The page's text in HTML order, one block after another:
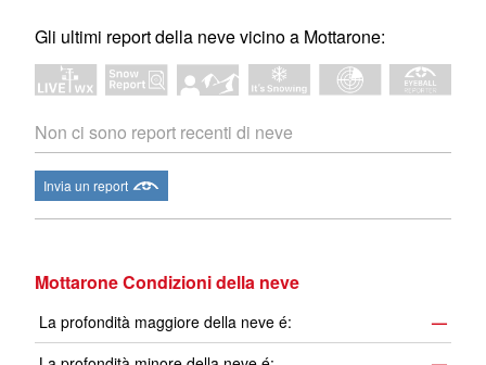
Gli ultimi report della neve vicino a Mottarone:
Non ci sono report recenti di neve
Invia un report
Mottarone Condizioni della neve
La profondità maggiore della neve é:
—